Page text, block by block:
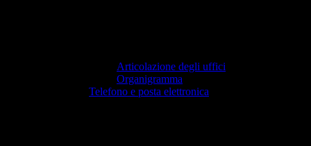
Articolazione degli uffici
Organigramma
Telefono e posta elettronica